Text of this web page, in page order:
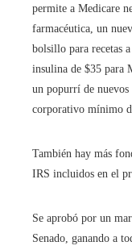
permite a Medicare
farmacéutica, un
bolsillo para recetas
insulina de $35 para
un popurrí de
corporativo mínimo
También hay más
IRS incluidos en el
Se aprobó por un
Senado, ganando a